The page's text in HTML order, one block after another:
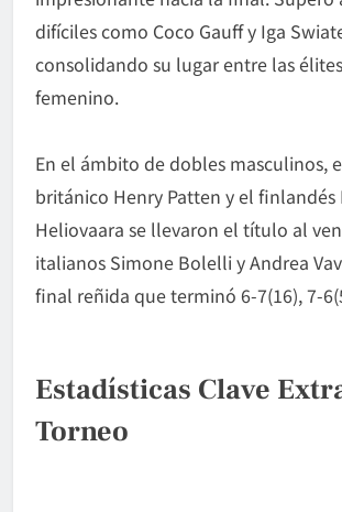
difíciles como Coco Gauff y Iga
consolidando su lugar entre las
femenino.
En el ámbito de dobles masculinos,
británico Henry Patten y el finlandés
Heliovaara se llevaron el título al
italianos Simone Bolelli y Andrea
final reñida que terminó 6-7(16), 7-
Estadísticas Clave
Torneo